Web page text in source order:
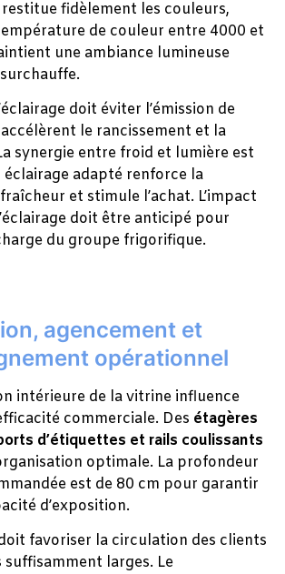
restitue fidèlement les couleurs,
de couleur entre 4000 et
une ambiance lumineuse
doit éviter l’émission de
le rancissement et la
synergie entre froid et lumière est
éclairage adapté renforce la
et stimule l’achat. L’impact
doit être anticipé pour
du groupe frigorifique.
agencement et
opérationnel
intérieure de la vitrine influence
commerciale. Des étagères
d’étiquettes et rails coulissants
optimale. La profondeur
est de 80 cm pour garantir
d’exposition.
doit favoriser la circulation des clients
suffisamment larges. Le